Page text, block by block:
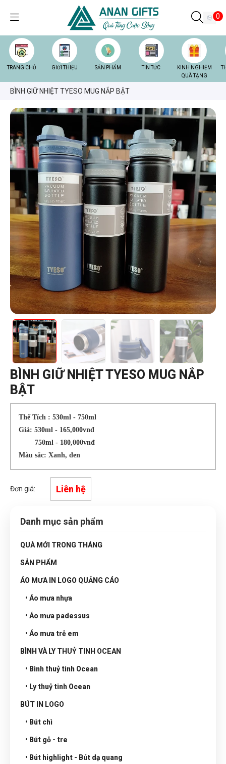
0
TRANG CHỦ GIỚI THIỆU SẢN PHẨM TIN TỨC
KINH NGHIỆM
QUÀ TẶNG
BÌNH GIỮ NHIỆT TYESO MUG NẮP BẬT
BÌNH GIỮ NHIỆT TYESO MUG NẮP
BẬT
Thể Tích : 530ml - 750ml
Giá: 530ml - 165,000vnđ
750ml - 180,000vnđ
Màu sắc: Xanh, đen
Đơn giá: Liên hệ
Danh mục sản phẩm
QUÀ MỚI TRONG THÁNG
SẢN PHẨM
ÁO MƯA IN LOGO QUẢNG CÁO
• Áo mưa nhựa
• Áo mưa padessus
• Áo mưa trẻ em
BÌNH VÀ LY THUỶ TINH OCEAN
• Bình thuỷ tinh Ocean
• Ly thuỷ tinh Ocean
BÚT IN LOGO
• Bút chì
• Bút gỗ - tre
• Bút highlight - Bút dạ quang